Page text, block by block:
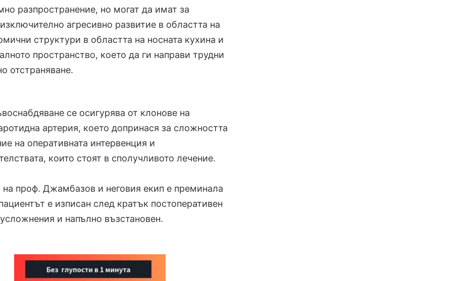
разпространение, но могат да имат за
агресивно развитие в областта на
структури в областта на носната кухина и
пространство, което да ги направи трудни
отстраняване.
се осигурява от клонове на
артерия, което допринася за сложността
на оперативната интервенция и
които стоят в сполучливото лечение.
на проф. Джамбазов и неговия екип е преминала
е изписан след кратък постоперативен
и напълно възстановен.